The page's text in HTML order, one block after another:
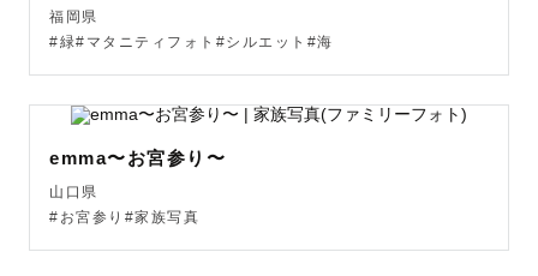
福岡県
#緑#マタニティフォト#シルエット#海
emma〜お宮参り〜
山口県
#お宮参り#家族写真